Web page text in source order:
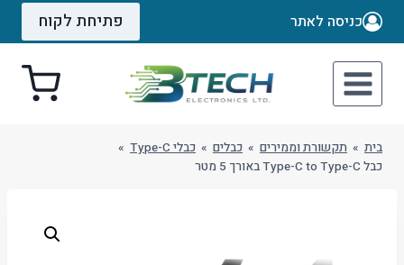
Skip
כניסה לאתר פתיחת לקוח
בית » תקשורת וממירים » כבלים » כבלי Type-C
»
כבל Type-C to Type-C באורך 5 מטר